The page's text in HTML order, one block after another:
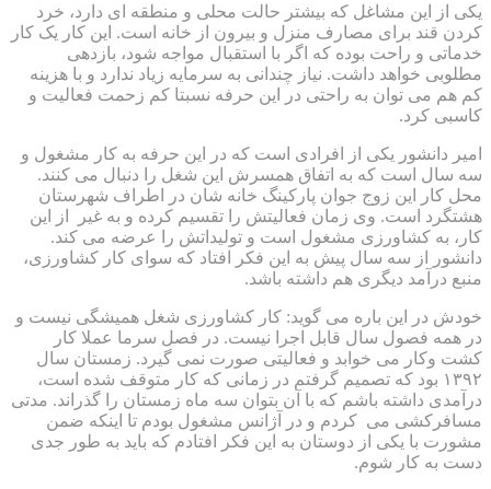
یکی از این مشاغل که بیشتر حالت محلی و منطقه ای دارد، خرد
کردن قند برای مصارف منزل و بیرون از خانه است. این کار یک کار
خدماتی و راحت بوده که اگر با استقبال مواجه شود، بازدهی
مطلوبی خواهد داشت. نیاز چندانی به سرمایه زیاد ندارد و با هزینه
کم هم می توان به راحتی در این حرفه نسبتا کم زحمت فعالیت و
کاسبی کرد.
امیر دانشور یکی از افرادی است که در این حرفه به کار مشغول و
سه سال است که به اتفاق همسرش این شغل را دنبال می کنند.
محل کار این زوج جوان پارکینگ خانه شان در اطراف شهرستان
هشتگرد است. وی زمان فعالیتش را تقسیم کرده و به غیر از این
کار، به کشاورزی مشغول است و تولیداتش را عرضه می کند.
دانشور از سه سال پیش به این فکر افتاد که سوای کار کشاورزی،
منبع درآمد دیگری هم داشته باشد.
خودش در این باره می گوید: کار کشاورزی شغل همیشگی نیست و
در همه فصول سال قابل اجرا نیست. در فصل سرما عملا کار
کشت وکار می خوابد و فعالیتی صورت نمی گیرد. زمستان سال
۱۳۹۲ بود که تصمیم گرفتم در زمانی که کار متوقف شده است،
درآمدی داشته باشم که با آن بتوان سه ماه زمستان را گذراند. مدتی
مسافرکشی می کردم و در آژانس مشغول بودم تا اینکه ضمن
مشورت با یکی از دوستان به این فکر افتادم که باید به طور جدی
دست به کار شوم.